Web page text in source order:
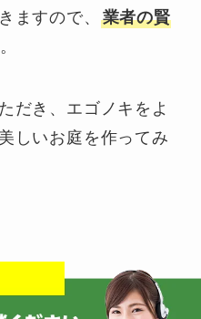
ますので、 業者の賢
だき、エゴノキをよ
しいお庭を作ってみ